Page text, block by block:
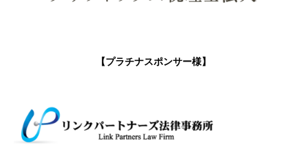
【プラチナスポンサー様】